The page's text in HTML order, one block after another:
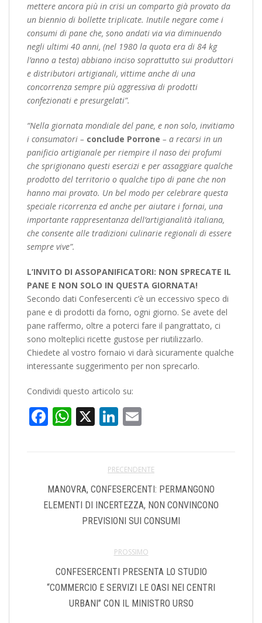
mettere ancora più in crisi un comparto già provato da
un biennio di bollette triplicate. Inutile negare come i
consumi di pane che, sono andati via via diminuendo
negli ultimi 40 anni, (nel 1980 la quota era di 84 kg
l’anno a testa) abbiano inciso soprattutto sui produttori
e distributori artigianali, vittime anche di una
concorrenza sempre più aggressiva di prodotti
confezionati e presurgelati”.
“Nella giornata mondiale del pane, e non solo, invitiamo
i consumatori – conclude Porrone – a recarsi in un
panificio artigianale per riempire il naso dei profumi
che sprigionano questi esercizi e per assaggiare qualche
prodotto del territorio o qualche tipo di pane che non
hanno mai provato. Un bel modo per celebrare questa
speciale ricorrenza ed anche per aiutare i fornai, una
importante rappresentanza dell’artigianalità italiana,
che consente alle tradizioni culinarie regionali di essere
sempre vive”.
L’INVITO DI ASSOPANIFICATORI: NON SPRECATE IL
PANE E NON SOLO IN QUESTA GIORNATA!
Secondo dati Confesercenti c’è un eccessivo speco di
pane e di prodotti da forno, ogni giorno. Se avete del
pane raffermo, oltre a poterci fare il pangrattato, ci
sono molteplici ricette gustose per riutilizzarlo.
Chiedete al vostro fornaio vi darà sicuramente qualche
interessante suggerimento per non sprecarlo.
Condividi questo articolo su:
Facebook
WhatsApp
X LinkedIn
PRECENDENTE
MANOVRA, CONFESERCENTI: PERMANGONO
ELEMENTI DI INCERTEZZA, NON CONVINCONO
PREVISIONI SUI CONSUMI
PROSSIMO
CONFESERCENTI PRESENTA LO STUDIO
“COMMERCIO E SERVIZI LE OASI NEI CENTRI
URBANI” CON IL MINISTRO URSO